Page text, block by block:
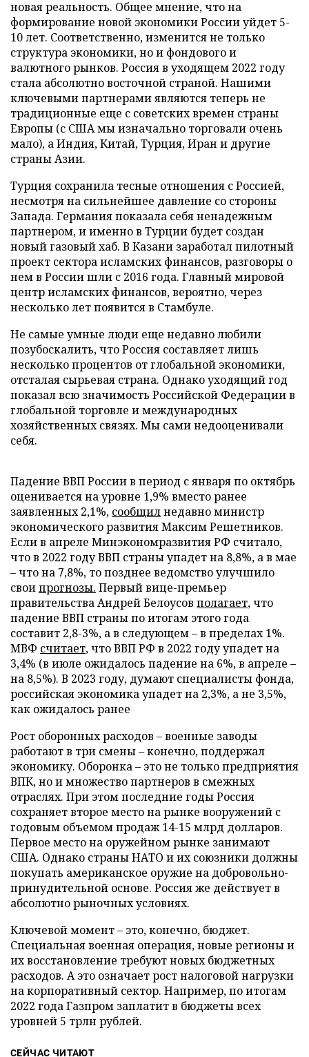
новая реальность. Общее мнение, что на
формирование новой экономики России уйдет 5-
10 лет. Соответственно, изменится не только
структура экономики, но и фондового и
валютного рынков. Россия в уходящем 2022 году
стала абсолютно восточной страной. Нашими
ключевыми партнерами являются теперь не
традиционные еще с советских времен страны
Европы (с США мы изначально торговали очень
мало), а Индия, Китай, Турция, Иран и другие
страны Азии.
Турция сохранила тесные отношения с Россией,
несмотря на сильнейшее давление со стороны
Запада. Германия показала себя ненадежным
партнером, и именно в Турции будет создан
новый газовый хаб. В Казани заработал пилотный
проект сектора исламских финансов, разговоры о
нем в России шли с 2016 года. Главный мировой
центр исламских финансов, вероятно, через
несколько лет появится в Стамбуле.
Не самые умные люди еще недавно любили
позубоскалить, что Россия составляет лишь
несколько процентов от глобальной экономики,
отсталая сырьевая страна. Однако уходящий год
показал всю значимость Российской Федерации в
глобальной торговле и международных
хозяйственных связях. Мы сами недооценивали
себя.
Падение ВВП России в период с января по октябрь
оценивается на уровне 1,9% вместо ранее
заявленных 2,1%, сообщилнедавно министр
экономического развития Максим Решетников.
Если в апреле Минэкономразвития РФ считало,
что в 2022 году ВВП страны упадет на 8,8%, а в мае
– что на 7,8%, то позднее ведомство улучшило
своипрогнозы. Первый вице-премьер
правительства Андрей Белоусов полагает, что
падение ВВП страны по итогам этого года
составит 2,8-3%, а в следующем – в пределах 1%.
МВФ считает, что ВВП РФ в 2022 году упадет на
3,4% (в июле ожидалось падение на 6%, в апреле –
на 8,5%). В 2023 году, думают специалисты фонда,
российская экономика упадет на 2,3%, а не 3,5%,
как ожидалось ранее
Рост оборонных расходов – военные заводы
работают в три смены – конечно, поддержал
экономику. Оборонка – это не только предприятия
ВПК, но и множество партнеров в смежных
отраслях. При этом последние годы Россия
сохраняет второе место на рынке вооружений с
годовым объемом продаж 14-15 млрд долларов.
Первое место на оружейном рынке занимают
США. Однако страны НАТО и их союзники должны
покупать американское оружие на добровольно-
принудительной основе. Россия же действует в
абсолютно рыночных условиях.
Ключевой момент – это, конечно, бюджет.
Специальная военная операция, новые регионы и
их восстановление требуют новых бюджетных
расходов. А это означает рост налоговой нагрузки
на корпоративный сектор. Например, по итогам
2022 года Газпром заплатит в бюджеты всех
уровней 5 трлн рублей.
СЕЙЧАС ЧИТАЮТ